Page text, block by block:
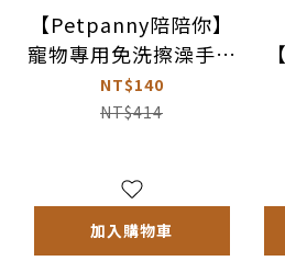
【Petpanny陪陪你】
寵物專用免洗擦澡手套
－6入
NT$140
NT$414
加入購物車